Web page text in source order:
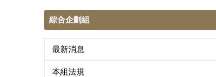
綜合企劃組
最新消息
本組法規